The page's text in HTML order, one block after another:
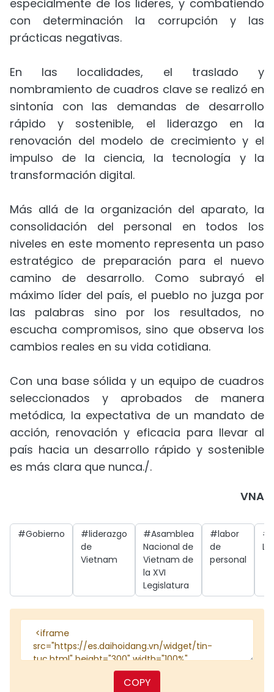
especialmente de los líderes, y combatiendo
con determinación la corrupción y las
prácticas negativas.
En las localidades, el traslado y
nombramiento de cuadros clave se realizó en
sintonía con las demandas de desarrollo
rápido y sostenible, el liderazgo en la
renovación del modelo de crecimiento y el
impulso de la ciencia, la tecnología y la
transformación digital.
Más allá de la organización del aparato, la
consolidación del personal en todos los
niveles en este momento representa un paso
estratégico de preparación para el nuevo
camino de desarrollo. Como subrayó el
máximo líder del país, el pueblo no juzga por
las palabras sino por los resultados, no
escucha compromisos, sino que observa los
cambios reales en su vida cotidiana.
Con una base sólida y un equipo de cuadros
seleccionados y aprobados de manera
metódica, la expectativa de un mandato de
acción, renovación y eficacia para llevar al
país hacia un desarrollo rápido y sostenible
es más clara que nunca./.
VNA
#Gobierno
#liderazgo
de
Vietnam
#Asamblea
Nacional de
Vietnam de
la XVI
Legislatura
#labor
de
personal
COPY